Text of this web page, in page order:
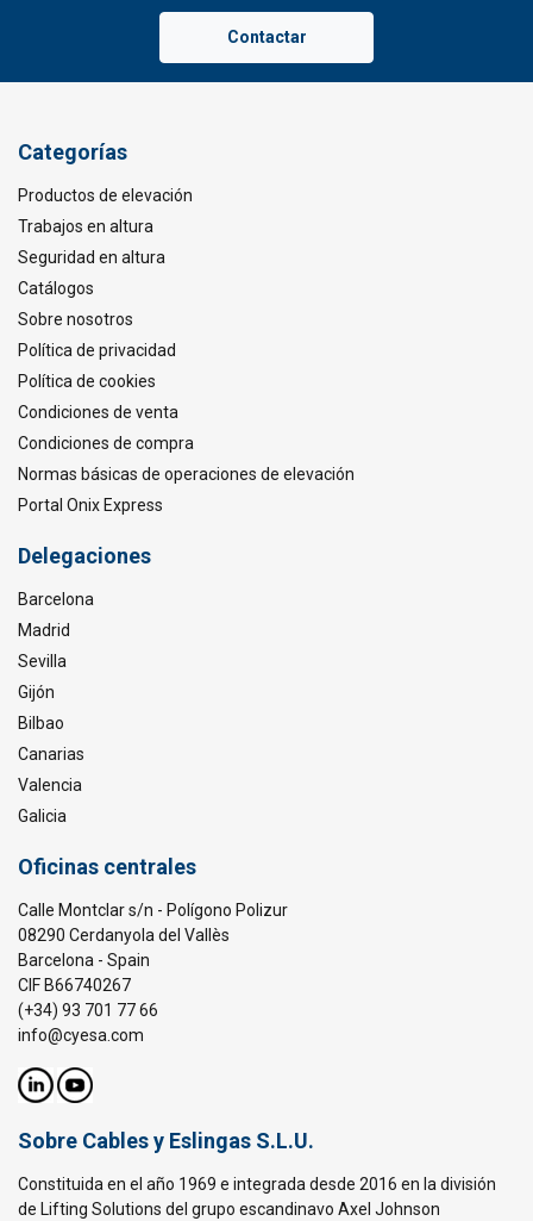
Contactar
Categorías
Productos de elevación
Trabajos en altura
Seguridad en altura
Catálogos
Sobre nosotros
Política de privacidad
Política de cookies
Condiciones de venta
Condiciones de compra
Normas básicas de operaciones de elevación
Portal Onix Express
Delegaciones
Barcelona
Madrid
Sevilla
Gijón
Bilbao
Canarias
Valencia
Galicia
Oficinas centrales
Calle Montclar s/n - Polígono Polizur
08290 Cerdanyola del Vallès
Barcelona - Spain
CIF B66740267
(+34) 93 701 77 66
info@cyesa.com
Sobre Cables y Eslingas S.L.U.
Constituida en el año 1969 e integrada desde 2016 en la división
de Lifting Solutions del grupo escandinavo Axel Johnson